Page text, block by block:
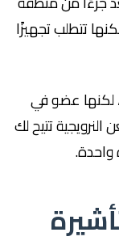
تتطلب تجهيزًا
عضو في
تتيح لك